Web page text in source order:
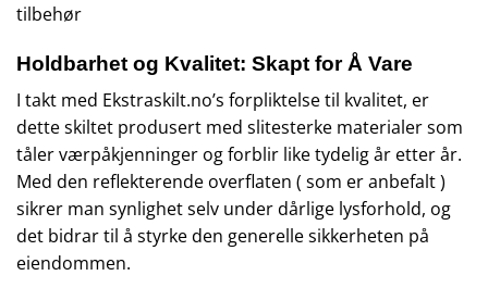
tilbehør
Holdbarhet og Kvalitet: Skapt for Å Vare
I takt med Ekstraskilt.no’s forpliktelse til kvalitet, er
dette skiltet produsert med slitesterke materialer som
tåler værpåkjenninger og forblir like tydelig år etter år.
Med den reflekterende overflaten ( som er anbefalt )
sikrer man synlighet selv under dårlige lysforhold, og
det bidrar til å styrke den generelle sikkerheten på
eiendommen.